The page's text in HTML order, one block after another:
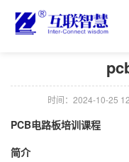
时间：2024-10-25
PCB电路板培训课程
简介